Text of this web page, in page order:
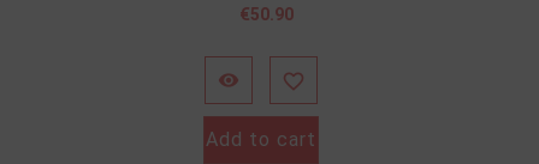
Price
€50.90
 
Add to cart